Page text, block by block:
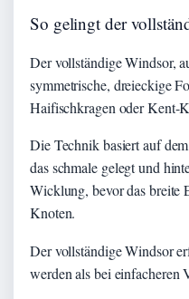
So gelingt der
Der vollständige Windsor,
symmetrische, dreieckige
Haifischkragen oder Kent-
Die Technik basiert auf
das schmale gelegt und
Wicklung, bevor das breite
Knoten.
Der vollständige Windsor
werden als bei